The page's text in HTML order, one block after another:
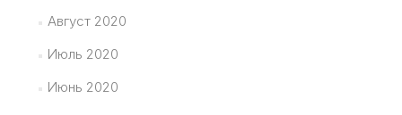
Август 2020
Июль 2020
Июнь 2020